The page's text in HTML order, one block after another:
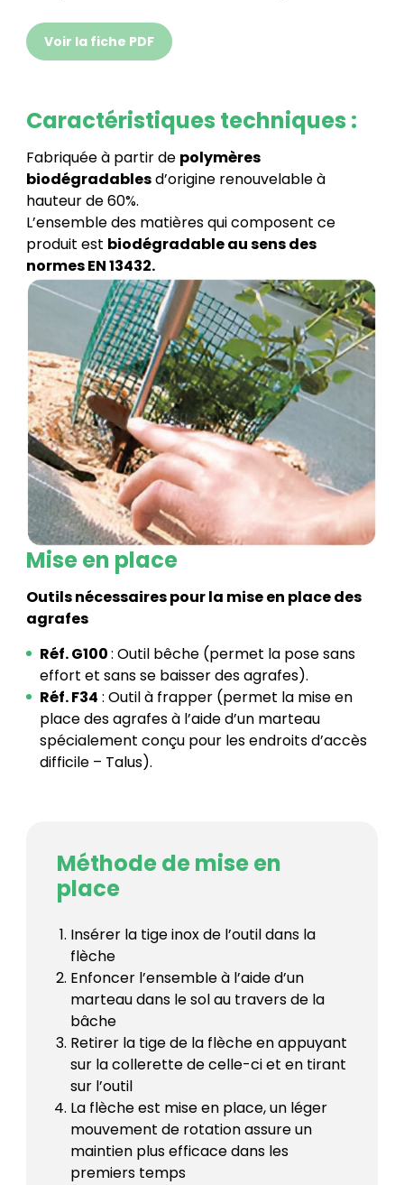
Voir la fiche PDF
Caractéristiques techniques :
Fabriquée à partir de polymères
biodégradablesd’origine renouvelable à
hauteur de 60%.
L’ensemble des matières qui composent ce
produit est biodégradable au sens des
normes EN 13432.
Mise en place
Outils nécessaires pour la mise en place des
agrafes
Réf. G100: Outil bêche (permet la pose sans
effort et sans se baisser des agrafes).
Réf. F34 : Outil à frapper (permet la mise en
place des agrafes à l’aide d’un marteau
spécialement conçu pour les endroits d’accès
difficile – Talus).
Méthode de mise en
place
Insérer la tige inox de l’outil dans la
flèche
Enfoncer l’ensemble à l’aide d’un
marteau dans le sol au travers de la
bâche
Retirer la tige de la flèche en appuyant
sur la collerette de celle-ci et en tirant
sur l’outil
La flèche est mise en place, un léger
mouvement de rotation assure un
maintien plus efficace dans les
premiers temps